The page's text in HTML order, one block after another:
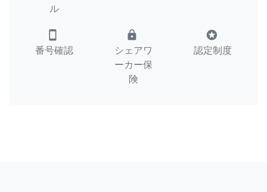
ル
smartphone
番号確認
lock
シェアワ
ーカー保
険
stars
認定制度